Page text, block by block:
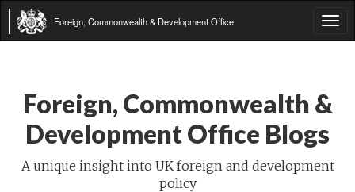
Foreign, Commonwealth & Development Office
Foreign, Commonwealth &
Development Office Blogs
A unique insight into UK foreign and development
policy